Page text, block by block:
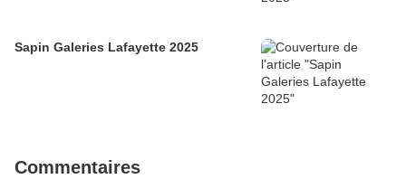
Sapin Galeries Lafayette 2025
Commentaires